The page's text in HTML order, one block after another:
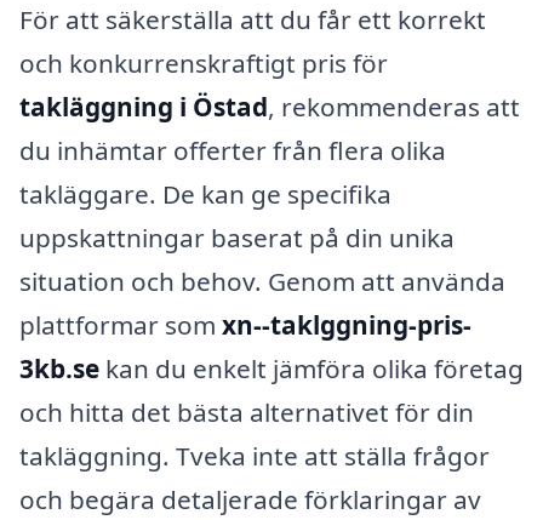
För att säkerställa att du får ett korrekt
och konkurrenskraftigt pris för
takläggning i Östad, rekommenderas att
du inhämtar offerter från flera olika
takläggare. De kan ge specifika
uppskattningar baserat på din unika
situation och behov. Genom att använda
plattformar som xn--taklggning-pris-
3kb.se kan du enkelt jämföra olika företag
och hitta det bästa alternativet för din
takläggning. Tveka inte att ställa frågor
och begära detaljerade förklaringar av